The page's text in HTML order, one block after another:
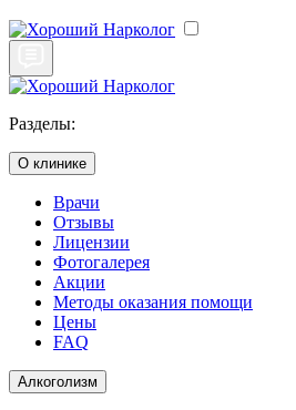
Разделы:
О клинике
Врачи
Отзывы
Лицензии
Фотогалерея
Акции
Методы оказания помощи
Цены
FAQ
Алкоголизм